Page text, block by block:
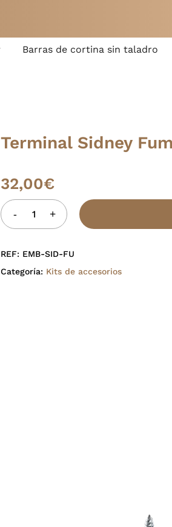
Barras de cortina sin taladro
Terminal Sidney
32,00€
REF: EMB-SID-FU
Categoría: Kits de accesorios